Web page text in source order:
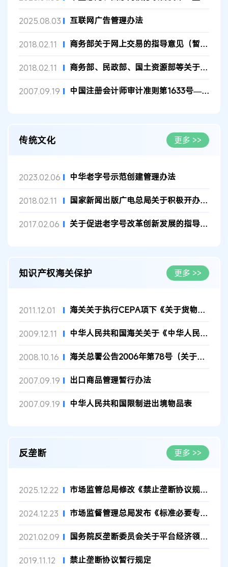
2025.08.03 互联网广告管理办法
2018.02.11 商务部关于网上交易的指导意见（暂行）
2018.02.11 商务部、民政部、国土资源部等关于推进电子商务进社区促进居民便...
2007.09.19 中国注册会计师审计准则第1633号——电子商务对财务报表审计的影...
传统文化 更多 >>
2023.02.06 中华老字号示范创建管理办法
2018.02.11 国家新闻出版广电总局关于积极开办原创文化节目弘扬和传承优秀传...
2017.02.06 关于促进老字号改革创新发展的指导意见
知识产权海关保护 更多 >>
2011.12.01 海关关于执行CEPA项下《关于货物贸易的原产地规则》的规定
2009.12.11 中华人民共和国海关关于《中华人民共和国知识产权海关保护条例》...
2008.10.16 海关总署公告2006年第78号（关于中国2010年上海世界博览会标志海...
2007.09.19 出口商品管理暂行办法
2007.09.19 中华人民共和国限制进出境物品表
反垄断 更多 >>
2025.12.22 市场监管总局修改《禁止垄断协议规定》 明确不予禁止的纵向垄断协...
2024.12.23 市场监督管理总局发布《标准必要专利反垄断指引》
2021.02.09 国务院反垄断委员会关于平台经济领域的反垄断指南
2019.11.12 禁止垄断协议暂行规定